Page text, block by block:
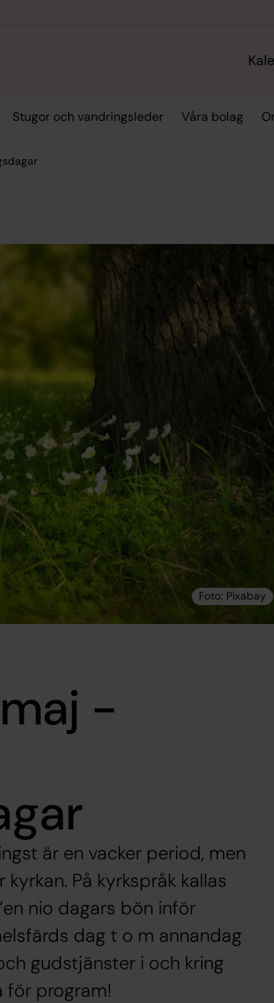
Stugor och vandringsleder Våra bolag
-
är en vacker period, men
På kyrkspråk kallas
nio dagars bön inför
dag t o m annandag
gudstjänster i och kring
för program!